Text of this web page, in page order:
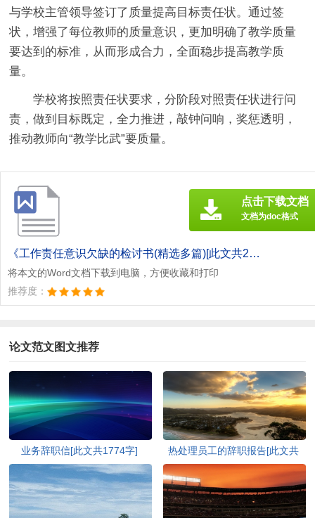
与学校主管领导签订了质量提高目标责任状。通过签
状，增强了每位教师的质量意识，更加明确了教学质量
要达到的标准，从而形成合力，全面稳步提高教学质
量。
学校将按照责任状要求，分阶段对照责任状进行问
责，做到目标既定，全力推进，敲钟问响，奖惩透明，
推动教师向“教学比武”要质量。
《工作责任意识欠缺的检讨书(精选多篇)[此文共2548字].doc》
将本文的Word文档下载到电脑，方便收藏和打印
推荐度：
点击下载文档
文档为doc格式
论文范文图文推荐
业务辞职信[此文共1774字]
热处理员工的辞职报告[此文共
2540字]